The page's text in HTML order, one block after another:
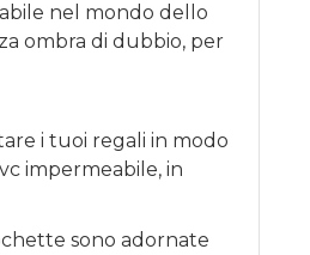
nel mondo dello
ombra di dubbio, per
i tuoi regali in modo
impermeabile, in
sono adornate